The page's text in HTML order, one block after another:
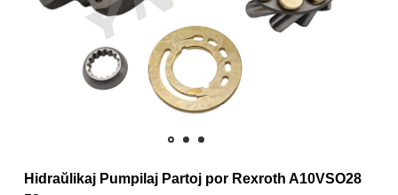
Hidraŭlikaj Pumpilaj Partoj por Rexroth A10VSO28